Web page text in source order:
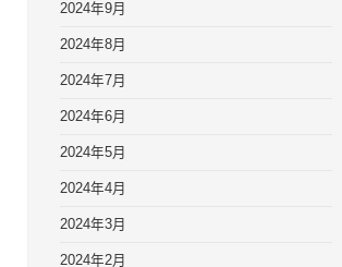
2024年9月
2024年8月
2024年7月
2024年6月
2024年5月
2024年4月
2024年3月
2024年2月